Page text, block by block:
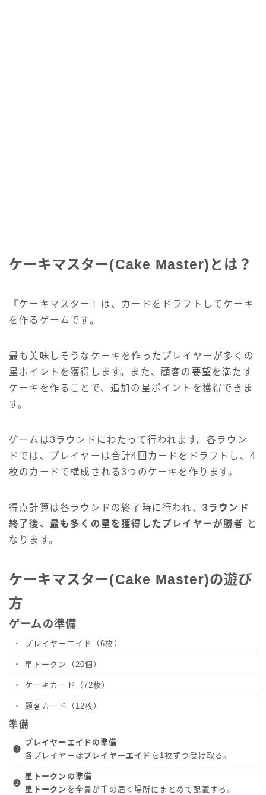
ケーキマスター(Cake Master)とは？
『ケーキマスター』は、カードをドラフトしてケーキ
を作るゲームです。
最も美味しそうなケーキを作ったプレイヤーが多くの
星ポイントを獲得します。また、顧客の要望を満たす
ケーキを作ることで、追加の星ポイントを獲得できま
す。
ゲームは3ラウンドにわたって行われます。各ラウン
ドでは、プレイヤーは合計4回カードをドラフトし、4
枚のカードで構成される3つのケーキを作ります。
得点計算は各ラウンドの終了時に行われ、 3ラウンド
終了後、最も多くの星を獲得したプレイヤーが勝者
と
なります。
ケーキマスター(Cake Master)の遊び
方
ゲームの準備
・ プレイヤーエイド（6枚）
・ 星トークン（20個）
・ ケーキカード（72枚）
・ 顧客カード（12枚）
準備
❶
プレイヤーエイドの準備
各プレイヤーは プレイヤーエイド を1枚ずつ受け取る。
❷
星トークンの準備
星トークン を全員が手の届く場所にまとめて配置する。